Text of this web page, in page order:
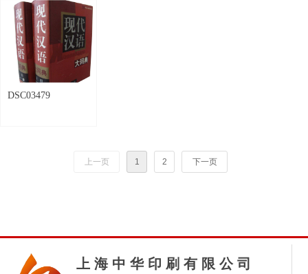
DSC03479
上一页 1 2 下一页
上 海 中 华 印 刷 有 限 公 司